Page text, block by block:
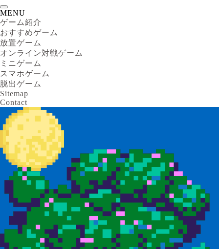
MENU
ゲーム紹介
おすすめゲーム
放置ゲーム
オンライン対戦ゲーム
ミニゲーム
スマホゲーム
脱出ゲーム
Sitemap
Contact